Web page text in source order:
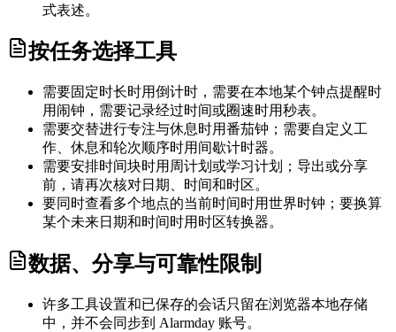
式表述。
按任务选择工具
需要固定时长时用倒计时，需要在本地某个钟点提醒时
用闹钟，需要记录经过时间或圈速时用秒表。
需要交替进行专注与休息时用番茄钟；需要自定义工
作、休息和轮次顺序时用间歇计时器。
需要安排时间块时用周计划或学习计划；导出或分享
前，请再次核对日期、时间和时区。
要同时查看多个地点的当前时间时用世界时钟；要换算
某个未来日期和时间时用时区转换器。
数据、分享与可靠性限制
许多工具设置和已保存的会话只留在浏览器本地存储
中，并不会同步到 Alarmday 账号。